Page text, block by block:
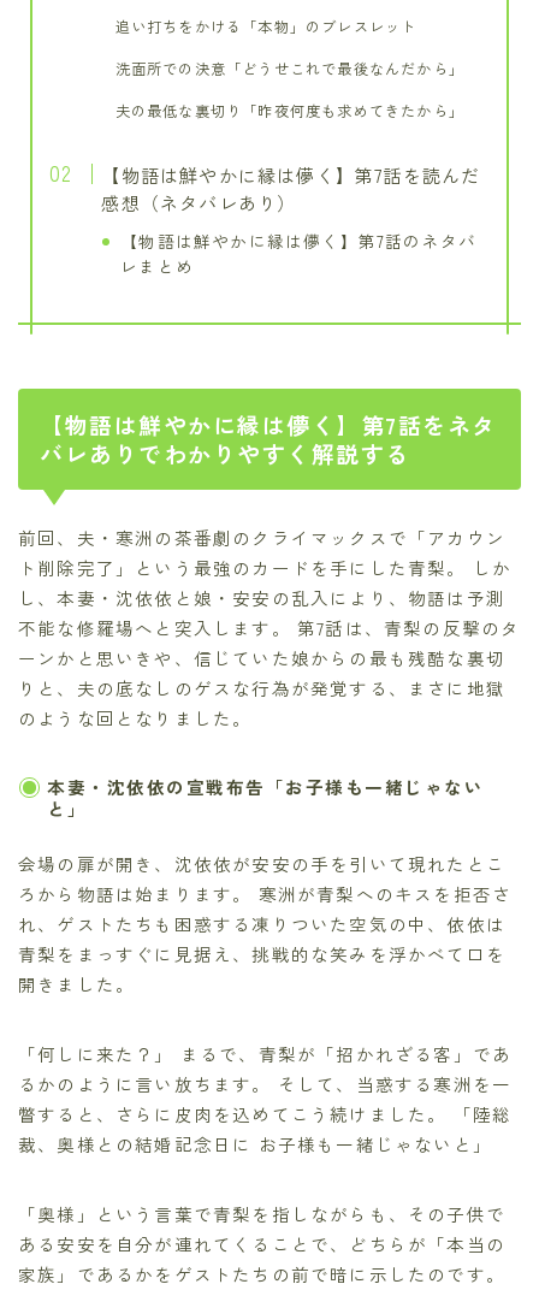
追い打ちをかける「本物」のブレスレット
洗面所での決意「どうせこれで最後なんだから」
夫の最低な裏切り「昨夜何度も求めてきたから」
【物語は鮮やかに縁は儚く】第7話を読んだ
感想（ネタバレあり）
【物語は鮮やかに縁は儚く】第7話のネタバ
レまとめ
【物語は鮮やかに縁は儚く】第7話をネタ
バレありでわかりやすく解説する
前回、夫・寒洲の茶番劇のクライマックスで「アカウン
ト削除完了」という最強のカードを手にした青梨。 しか
し、本妻・沈依依と娘・安安の乱入により、物語は予測
不能な修羅場へと突入します。 第7話は、青梨の反撃のタ
ーンかと思いきや、信じていた娘からの最も残酷な裏切
りと、夫の底なしのゲスな行為が発覚する、まさに地獄
のような回となりました。
本妻・沈依依の宣戦布告「お子様も一緒じゃない
と」
会場の扉が開き、沈依依が安安の手を引いて現れたとこ
ろから物語は始まります。 寒洲が青梨へのキスを拒否さ
れ、ゲストたちも困惑する凍りついた空気の中、依依は
青梨をまっすぐに見据え、挑戦的な笑みを浮かべて口を
開きました。
「何しに来た？」 まるで、青梨が「招かれざる客」であ
るかのように言い放ちます。 そして、当惑する寒洲を一
瞥すると、さらに皮肉を込めてこう続けました。 「陸総
裁、奥様との結婚記念日に お子様も一緒じゃないと」
「奥様」という言葉で青梨を指しながらも、その子供で
ある安安を自分が連れてくることで、どちらが「本当の
家族」であるかをゲストたちの前で暗に示したのです。